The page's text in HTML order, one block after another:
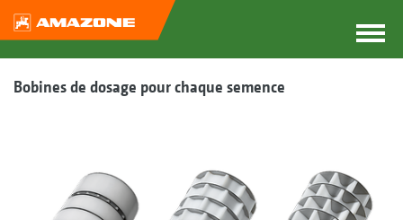
Bobines de dosage pour chaque semence